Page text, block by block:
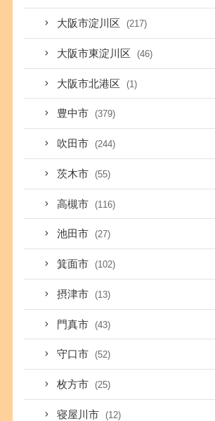
大阪市淀川区 (217)
大阪市東淀川区 (46)
大阪市北港区 (1)
豊中市 (379)
吹田市 (244)
茨木市 (55)
高槻市 (116)
池田市 (27)
箕面市 (102)
摂津市 (13)
門真市 (43)
守口市 (52)
枚方市 (25)
寝屋川市 (12)